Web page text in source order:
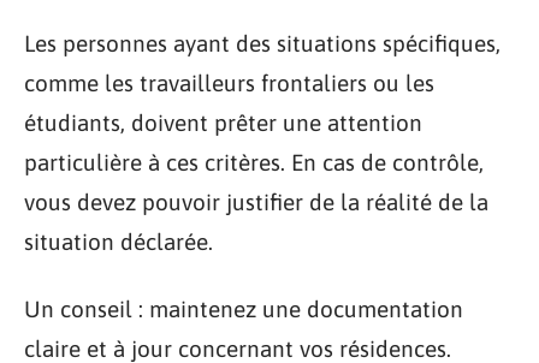
Les personnes ayant des situations spécifiques,
comme les travailleurs frontaliers ou les
étudiants, doivent prêter une attention
particulière à ces critères. En cas de contrôle,
vous devez pouvoir justifier de la réalité de la
situation déclarée.
Un conseil : maintenez une documentation
claire et à jour concernant vos résidences.